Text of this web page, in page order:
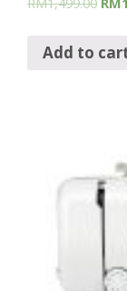
Add to